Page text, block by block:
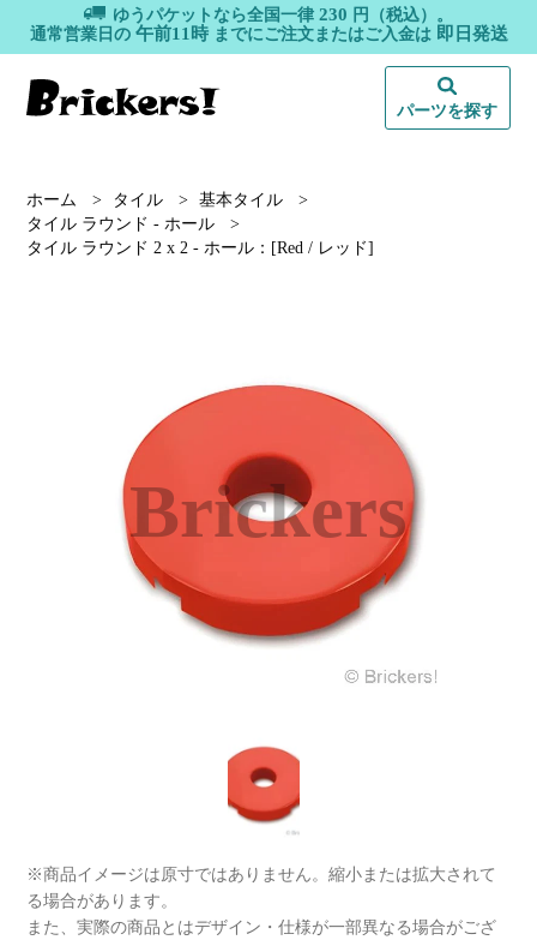
ゆうパケットなら全国一律 230 円（税込）。
通常営業日の 午前11時 までにご注文またはご入金は 即日発送
パーツを探す
ホーム > タイル > 基本タイル
>
タイル ラウンド - ホール
>
タイル ラウンド 2 x 2 - ホール：[Red / レッド]
※商品イメージは原寸ではありません。縮小または拡大されて
る場合があります。
また、実際の商品とはデザイン・仕様が一部異なる場合がござ